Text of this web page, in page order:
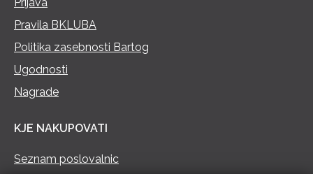
Prijava
Pravila BKLUBA
Politika zasebnosti Bartog
Ugodnosti
Nagrade
KJE NAKUPOVATI
Seznam poslovalnic